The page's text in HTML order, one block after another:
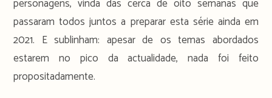
personagens, vinda das cerca de oito semanas que
passaram todos juntos a preparar esta série ainda em
2021. E sublinham: apesar de os temas abordados
estarem no pico da actualidade, nada foi feito
propositadamente.